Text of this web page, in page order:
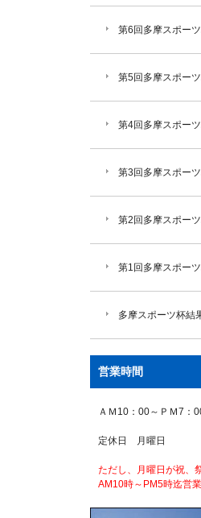
第6回多摩スポー
第5回多摩スポー
第4回多摩スポー
第3回多摩スポー
第2回多摩スポー
第1回多摩スポー
多摩スポーツ杯結
営業時間
ＡＭ10：00～ＰＭ7：
定休日 月曜日
ただし、月曜日が祝、
AM10時～PM5時迄営